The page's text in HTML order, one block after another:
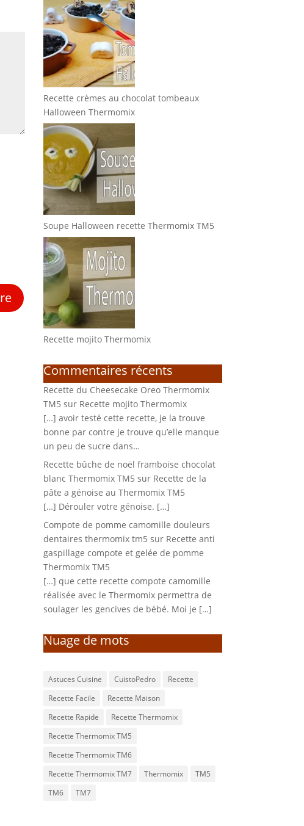
Recette crèmes au chocolat tombeaux
Halloween Thermomix
Soupe Halloween recette Thermomix TM5
Recette mojito Thermomix
Commentaires récents
Recette du Cheesecake Oreo Thermomix
TM5 sur Recette mojito Thermomix
[…] avoir testé cette recette, je la trouve
bonne par contre je trouve qu’elle manque
un peu de sucre dans…
Recette bûche de noël framboise chocolat
blanc Thermomix TM5 sur Recette de la
pâte a génoise au Thermomix TM5
[…] Dérouler votre génoise. […]
Compote de pomme camomille douleurs
dentaires thermomix tm5 sur Recette anti
gaspillage compote et gelée de pomme
Thermomix TM5
[…] que cette recette compote camomille
réalisée avec le Thermomix permettra de
soulager les gencives de bébé. Moi je […]
Nuage de mots
Astuces Cuisine CuistoPedro
Recette
Recette Facile
Recette Maison
Recette Rapide
Recette Thermomix
Recette Thermomix TM5
Recette Thermomix TM6
Recette Thermomix TM7
Thermomix
TM5
TM6
TM7